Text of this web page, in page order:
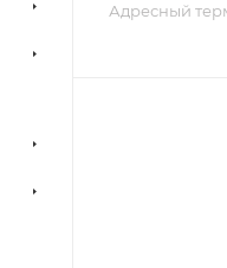
указатели (табло)
Адресный